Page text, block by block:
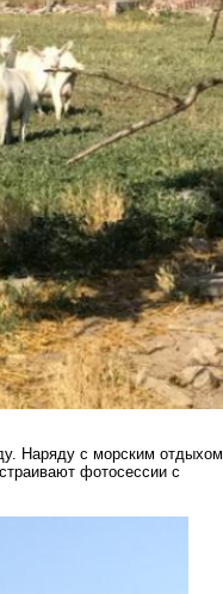
Наряду с морским отдыхом,
фотосессии с